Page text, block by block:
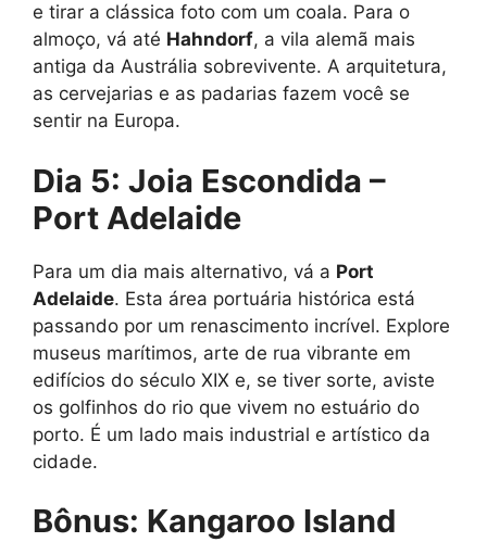
e tirar a clássica foto com um coala. Para o
almoço, vá até Hahndorf, a vila alemã mais
antiga da Austrália sobrevivente. A arquitetura,
as cervejarias e as padarias fazem você se
sentir na Europa.
Dia 5: Joia Escondida –
Port Adelaide
Para um dia mais alternativo, vá a Port
Adelaide. Esta área portuária histórica está
passando por um renascimento incrível. Explore
museus marítimos, arte de rua vibrante em
edifícios do século XIX e, se tiver sorte, aviste
os golfinhos do rio que vivem no estuário do
porto. É um lado mais industrial e artístico da
cidade.
Bônus: Kangaroo Island